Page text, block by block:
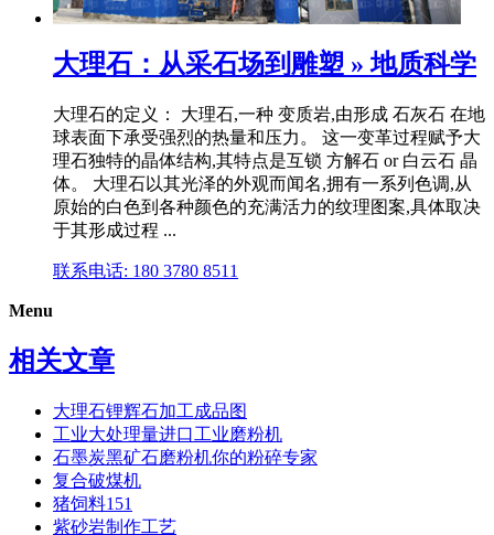
大理石：从采石场到雕塑 » 地质科学
大理石的定义： 大理石,一种 变质岩,由形成 石灰石 在地
球表面下承受强烈的热量和压力。 这一变革过程赋予大
理石独特的晶体结构,其特点是互锁 方解石 or 白云石 晶
体。 大理石以其光泽的外观而闻名,拥有一系列色调,从
原始的白色到各种颜色的充满活力的纹理图案,具体取决
于其形成过程 ...
联系电话: 180 3780 8511
Menu
相关文章
大理石锂辉石加工成品图
工业大处理量进口工业磨粉机
石墨炭黑矿石磨粉机你的粉碎专家
复合破煤机
猪饲料151
紫砂岩制作工艺